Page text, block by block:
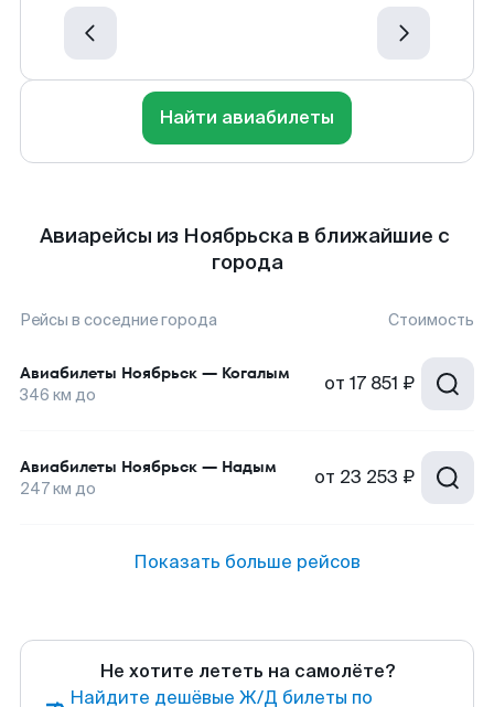
Найти авиабилеты
Авиарейсы из Ноябрьска в ближайшие с
города
Рейсы в соседние города Стоимость
Авиабилеты Ноябрьск — Когалым
346 км до от 17 851 ₽
Авиабилеты Ноябрьск — Надым
247км до от 23 253 ₽
Показать больше рейсов
Не хотите лететь на самолёте?
Найдите дешёвые Ж/Д билеты по